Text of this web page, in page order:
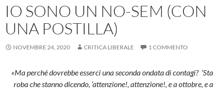
IO SONO UN NO-SEM (CON
UNA POSTILLA)
NOVEMBRE 24, 2020 CRITICA LIBERALE 1 COMMENTO
«Ma perché dovrebbe esserci una seconda ondata di contagi? ‘Sta
roba che stanno dicendo, ‘attenzione!, attenzione!, e a ottobre, e a